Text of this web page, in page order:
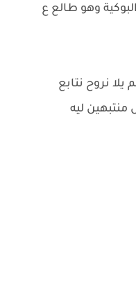
وهو طالع ع
نروح نتابع
منتبهين ليه